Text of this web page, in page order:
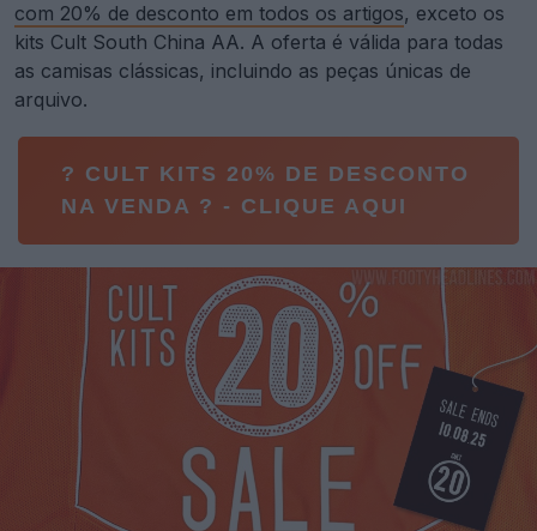
com 20% de desconto em todos os artigos, exceto os
kits Cult South China AA. A oferta é válida para todas
as camisas clássicas, incluindo as peças únicas de
arquivo.
? CULT KITS 20% DE DESCONTO
NA VENDA ? - CLIQUE AQUI